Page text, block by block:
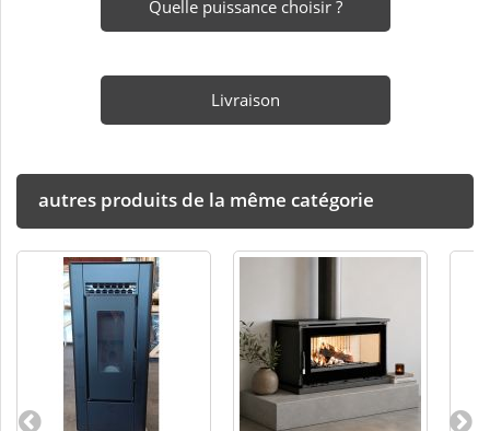
Quelle puissance choisir ?
Livraison
autres produits de la même catégorie